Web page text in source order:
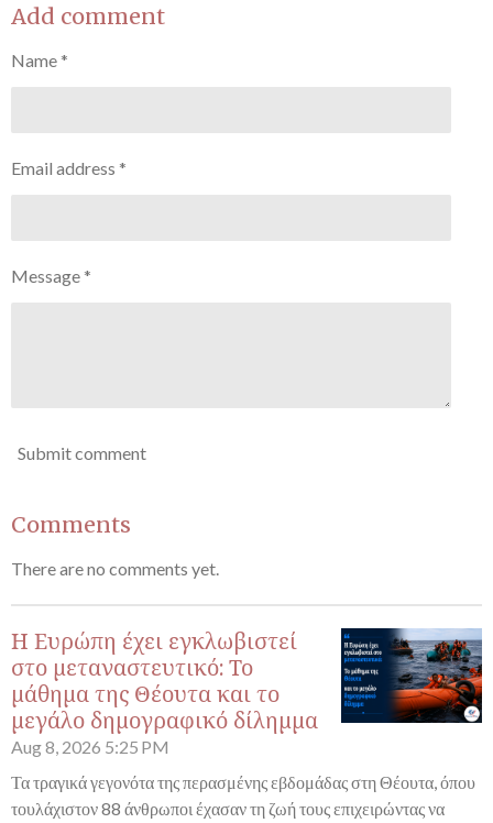
r
e
r
e
r
e
r
e
Add comment
Name *
Email address *
Message *
Submit comment
Comments
There are no comments yet.
Η Ευρώπη έχει εγκλωβιστεί
στο μεταναστευτικό: Το
μάθημα της Θέουτα και το
μεγάλο δημογραφικό δίλημμα
Aug 8, 2026 5:25 PM
Τα τραγικά γεγονότα της περασμένης εβδομάδας στη Θέουτα, όπου
τουλάχιστον 88 άνθρωποι έχασαν τη ζωή τους επιχειρώντας να